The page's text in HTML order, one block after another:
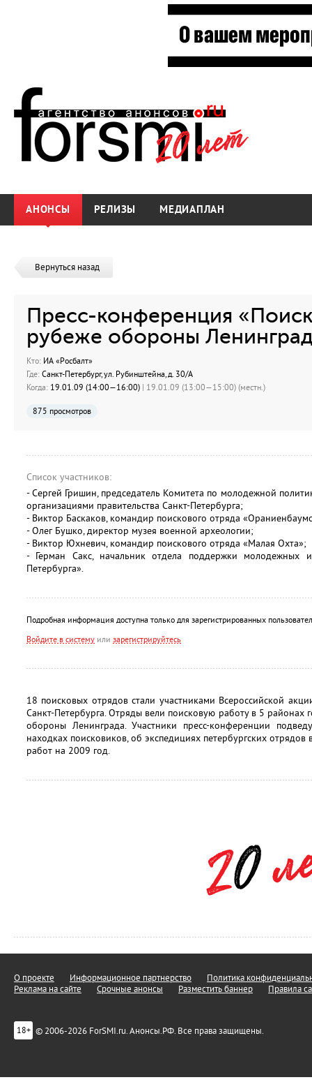
АНОНСЫ РЕЛИЗЫ МЕДИАПЛАН
Вернуться назад
Пресс-конференция
рубеже обороны
Кто: ИА «Росбалт»
Где: Санкт-Петербург, ул. Рубинштейна, д. 30/А
Когда: 19.01.09 (14:00—16:00) | 19.01.09 (13:00—15:00) (местн.)
875 просмотров
Список участников:
- Сергей Гришин, председатель Комитета по молодежной
организациями правительства Санкт-Петербурга;
- Виктор Баскаков, командир поискового отряда
- Олег Бушко, директор музея военной археологии;
- Виктор Юхневич, командир поискового отряда «Малая Охта»;
- Герман Сакс, начальник отдела поддержки молодежных
Петербурга».
Подробная информация доступна только для зарегистрированных
Войдите в систему или зарегистрируйтесь
18 поисковых отрядов стали участниками Всероссийской
Санкт-Петербурга. Отряды вели поисковую работу в 5 районах
обороны Ленинграда. Участники пресс-конференции
находках поисковиков, об экспедициях петербургских
работ на 2009 год.
О проекте Информационное партнерство
Политика
Реклама на сайте
Срочные анонсы Разместить баннер Правила
18+ © 2006-2026 ForSMI.ru. Анонсы.РФ. Все права защищены.